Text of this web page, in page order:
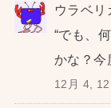
ウラベリ
“でも、
かな？
12月 4,